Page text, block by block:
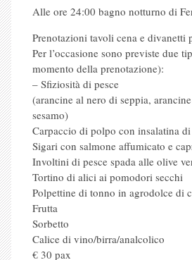
Alle ore 24:00 bagno notturno di
Prenotazioni tavoli cena e
Per l’occasione sono previste due
momento della prenotazione):
– Sfiziosità di pesce
(arancine al nero di seppia,
sesamo)
Carpaccio di polpo con insalatina
Sigari con salmone affumicato e
Involtini di pesce spada alle olive
Tortino di alici ai pomodori secchi
Polpettine di tonno in agrodolce di
Frutta
Sorbetto
Calice di vino/birra/analcolico
€ 30 pax